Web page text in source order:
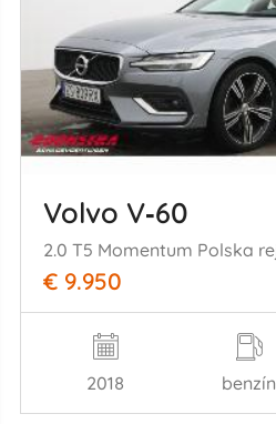
Volvo V‑60
€ 9.950
2018 benzín